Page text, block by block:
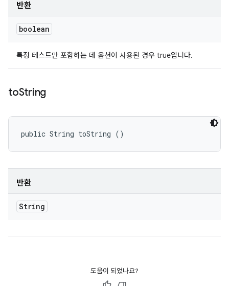
반환
boolean
특정 테스트만 포함하는 데 옵션이 사용된 경우 true입니다.
toString
public String toString ()
반환
String
도움이 되었나요?